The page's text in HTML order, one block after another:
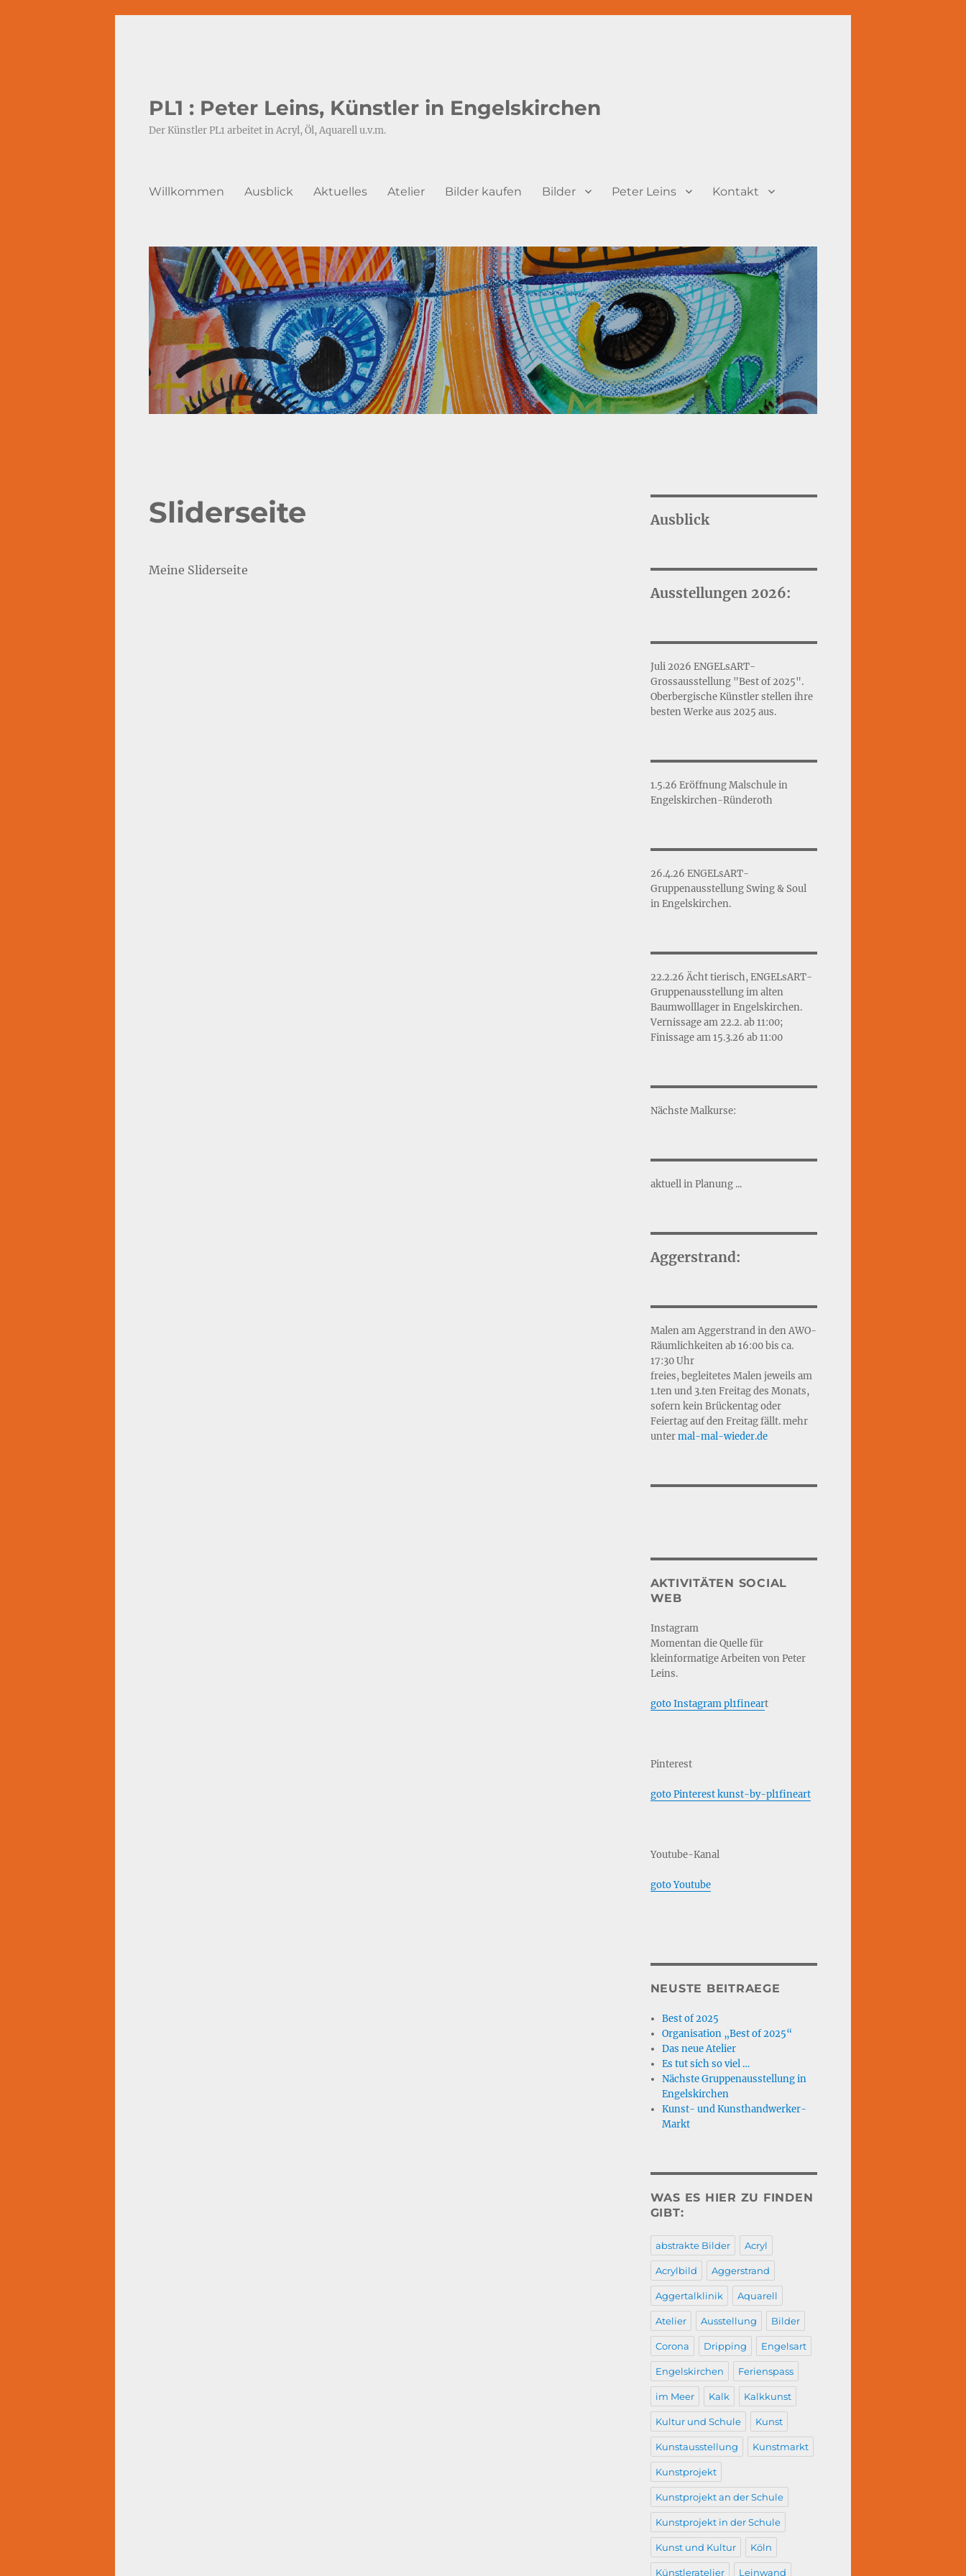
PL1 : Peter Leins, Künstler in Engelskirchen
Der Künstler PL1 arbeitet in Acryl, Öl, Aquarell u.v.m.
Willkommen Ausblick Aktuelles Atelier Bilder kaufen Bilder Peter Leins Kontakt
Sliderseite
Meine Sliderseite
Ausblick
Ausstellungen 2026:
Juli 2026 ENGELsART-
Grossausstellung "Best of 2025".
Oberbergische Künstler stellen ihre
besten Werke aus 2025 aus.
1.5.26 Eröffnung Malschule in
Engelskirchen-Ründeroth
26.4.26 ENGELsART-
Gruppenausstellung Swing & Soul
in Engelskirchen.
22.2.26 Ächt tierisch, ENGELsART-
Gruppenausstellung im alten
Baumwolllager in Engelskirchen.
Vernissage am 22.2. ab 11:00;
Finissage am 15.3.26 ab 11:00
Nächste Malkurse:
aktuell in Planung ...
Aggerstrand:
Malen am Aggerstrand in den AWO-
Räumlichkeiten ab 16:00 bis ca.
17:30 Uhr
freies, begleitetes Malen jeweils am
1.ten und 3.ten Freitag des Monats,
sofern kein Brückentag oder
Feiertag auf den Freitag fällt. mehr
untermal-mal-wieder.de
AKTIVITÄTEN SOCIAL
WEB
Instagram
Momentan die Quelle für
kleinformatige Arbeiten von Peter
Leins.
goto Instagram pl1fineart
Pinterest
goto Pinterest kunst-by-pl1fineart
Youtube-Kanal
goto Youtube
NEUSTE BEITRAEGE
Best of 2025
Organisation „Best of 2025“
Das neue Atelier
Es tut sich so viel …
Nächste Gruppenausstellung in
Engelskirchen
Kunst- und Kunsthandwerker-
Markt
WAS ES HIER ZU FINDEN
GIBT:
abstrakte Bilder Acryl
Acrylbild Aggerstrand
Aggertalklinik Aquarell
Atelier Ausstellung Bilder
Corona Dripping Engelsart
Engelskirchen Ferienspass
im Meer Kalk Kalkkunst
Kultur und Schule Kunst
Kunstausstellung Kunstmarkt
Kunstprojekt
Kunstprojekt an der Schule
Kunstprojekt in der Schule
Kunst und Kultur Köln
Künstleratelier Leinwand